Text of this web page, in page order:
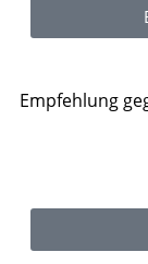
Empfehlung